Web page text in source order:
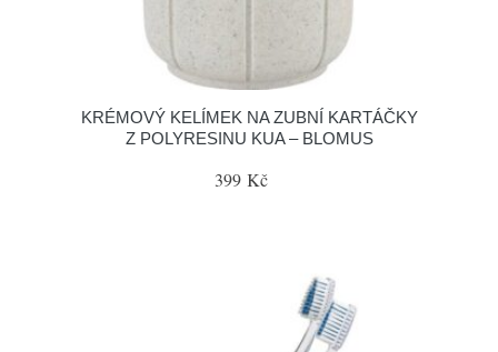
KRÉMOVÝ KELÍMEK NA ZUBNÍ KARTÁČKY
Z POLYRESINU KUA – BLOMUS
399 Kč